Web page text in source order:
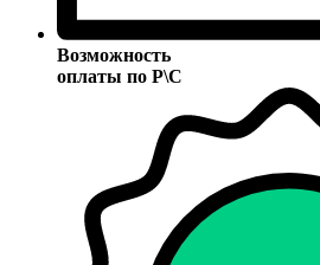
Возможность
оплаты по Р\С